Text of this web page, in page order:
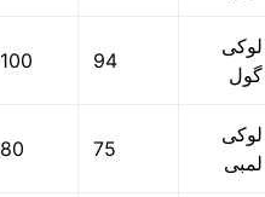
100 94
لوکی
گول
80 75
لوکی
لمبی